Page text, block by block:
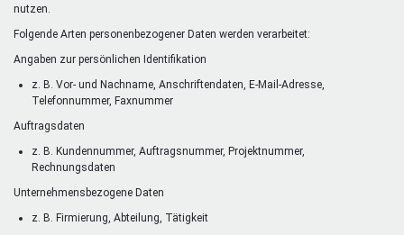
nutzen.
Folgende Arten personenbezogener Daten werden verarbeitet:
Angaben zur persönlichen Identifikation
z. B. Vor- und Nachname, Anschriftendaten, E-Mail-Adresse,
Telefonnummer, Faxnummer
Auftragsdaten
z. B. Kundennummer, Auftragsnummer, Projektnummer,
Rechnungsdaten
Unternehmensbezogene Daten
z. B. Firmierung, Abteilung, Tätigkeit